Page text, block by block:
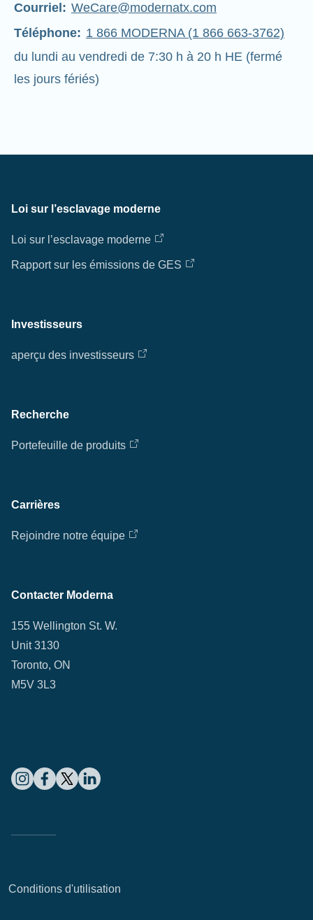
Courriel: WeCare@modernatx.com
Téléphone: 1 866 MODERNA (1 866 663-3762)
du lundi au vendredi de 7:30 h à 20 h HE (fermé
les jours fériés)
Loi sur l’esclavage moderne
Loi sur l’esclavage moderne
Rapport sur les émissions de GES
Investisseurs
aperçu des investisseurs
Recherche
Portefeuille de produits
Carrières
Rejoindre notre équipe
Contacter Moderna
155 Wellington St. W.
Unit 3130
Toronto, ON
M5V 3L3
Conditions d'utilisation